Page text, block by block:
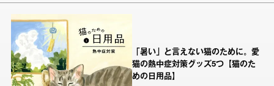
「暑い」と言えない猫のために。愛
猫の熱中症対策グッズ5つ【猫のた
めの日用品】